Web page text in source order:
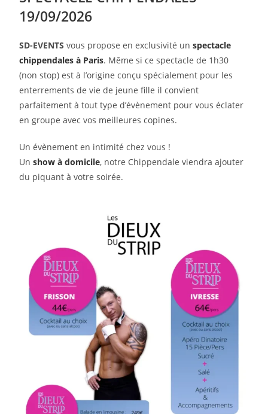
19/09/2026
SD-EVENTS vous propose en exclusivité un spectacle
chippendales à Paris. Même si ce spectacle de 1h30
(non stop) est à l’origine conçu spécialement pour les
enterrements de vie de jeune fille il convient
parfaitement à tout type d’évènement pour vous éclater
en groupe avec vos meilleures copines.
Un évènement en intimité chez vous !
Unshow à domicile, notre Chippendale viendra ajouter
du piquant à votre soirée.